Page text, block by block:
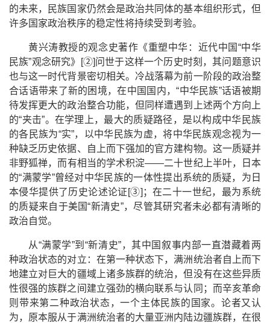
的未来，民族国家仍然会是政治共同体的基本组织形式，但
许多国家政治秩序的稳定性将持续受到考验。
黄兴涛教授的观念史著作《重塑中华：近代中国 “中华
民族”观念研究》 [②]问世于这样一个历史时刻，其问题意识
也与这一时代背景密切相关。冷战落幕为前一阶段的政治整
合话语带来了新的困境，在中国国内，“中华民族”话语被期
待发挥更大的政治整合功能，但同样遭遇到上述两个方向上
的“夹击”。在学理上，最大的质疑路径，是以构成中华民族
的各民族为“实”，以中华民族为虚，将中华民族观念视为一
种缺乏历史依据、自上而下强加的官方建构物。这一质疑并
非野狐禅，而有相当的学术积淀——二十世纪上半叶，日本
的“满蒙学”曾经对中华民族的一体性提出系统的质疑，为日
本侵华提供了历史论述论证 [③] ；在二十一世纪，最为系统
的质疑来自于美国“新清史”，尽管其研究者未必都有清晰的
政治自觉。
从“满蒙学”到 “新清史”，其中国叙事内部一直潜藏着两
种政治状态的对立：在第一种状态下，满洲统治者自上而下
地建立对巨大的疆域上诸多族群的统治，但没有在这些异质
性很强的族群之间建立强劲的横向联系与认同；而辛亥革命
则带来第二种政治状态，一个主体民族的国家。论者又认
为，原本服从于满洲统治者的大量亚洲内陆边疆族群，在很